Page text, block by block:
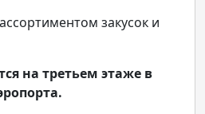
закусок и
на третьем этаже в